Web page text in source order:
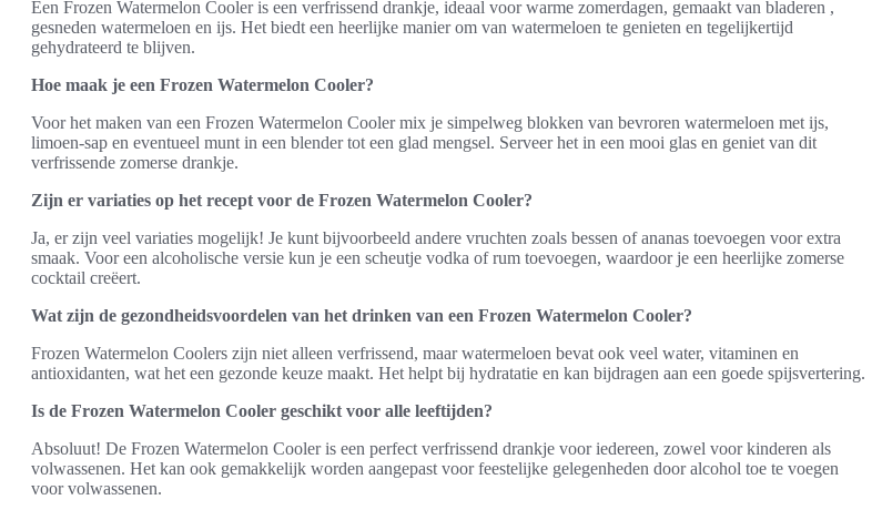
Een Frozen Watermelon Cooler is een verfrissend drankje, ideaal voor warme zomerdagen, gemaakt van bladeren ,
gesneden watermeloen en ijs. Het biedt een heerlijke manier om van watermeloen te genieten en tegelijkertijd
gehydrateerd te blijven.
Hoe maak je een Frozen Watermelon Cooler?
Voor het maken van een Frozen Watermelon Cooler mix je simpelweg blokken van bevroren watermeloen met ijs,
limoen-sap en eventueel munt in een blender tot een glad mengsel. Serveer het in een mooi glas en geniet van dit
verfrissende zomerse drankje.
Zijn er variaties op het recept voor de Frozen Watermelon Cooler?
Ja, er zijn veel variaties mogelijk! Je kunt bijvoorbeeld andere vruchten zoals bessen of ananas toevoegen voor extra
smaak. Voor een alcoholische versie kun je een scheutje vodka of rum toevoegen, waardoor je een heerlijke zomerse
cocktail creëert.
Wat zijn de gezondheidsvoordelen van het drinken van een Frozen Watermelon Cooler?
Frozen Watermelon Coolers zijn niet alleen verfrissend, maar watermeloen bevat ook veel water, vitaminen en
antioxidanten, wat het een gezonde keuze maakt. Het helpt bij hydratatie en kan bijdragen aan een goede spijsvertering.
Is de Frozen Watermelon Cooler geschikt voor alle leeftijden?
Absoluut! De Frozen Watermelon Cooler is een perfect verfrissend drankje voor iedereen, zowel voor kinderen als
volwassenen. Het kan ook gemakkelijk worden aangepast voor feestelijke gelegenheden door alcohol toe te voegen
voor volwassenen.